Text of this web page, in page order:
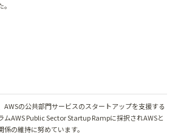
AWSの公共部門サービスのスタートアップを支援する
ムAWS Public Sector Startup Rampに採択されAWSと
係の維持に努めています。